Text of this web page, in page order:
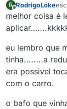
R
Offline
RodrigoLóke
melhor coisa é
eu lembro que
tinha........a
era possivel
com o carro.
o bafo que